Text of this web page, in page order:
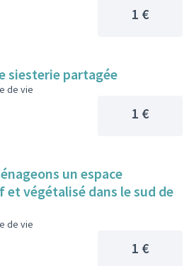
1 €
siesterie partagée
de vie
1 €
un espace
végétalisé dans le sud de
de vie
1 €